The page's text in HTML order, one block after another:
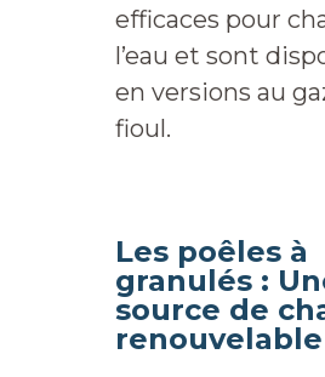
efficaces pour
l’eau et sont
en versions au
fioul.
Les poêles à
granulés :
source de
renouvelable